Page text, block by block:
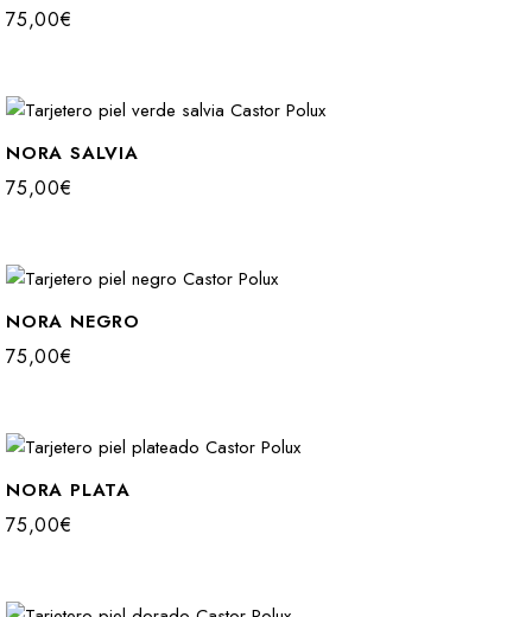
75,00€
NORA SALVIA
75,00€
NORA NEGRO
75,00€
NORA PLATA
75,00€